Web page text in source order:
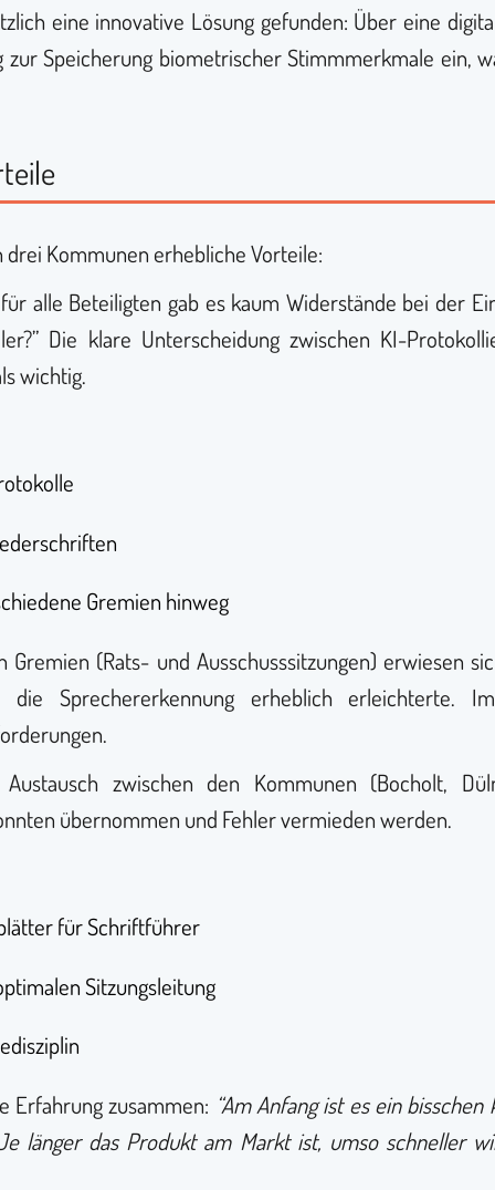
eine innovative Lösung gefunden: Über eine
Speicherung biometrischer Stimmmerkmale ein,
Kommunen erhebliche Vorteile:
alle Beteiligten gab es kaum Widerstände bei der
Die klare Unterscheidung zwischen KI-
wichtig.
Gremien hinweg
(Rats- und Ausschusssitzungen) erwiesen
Sprechererkennung erheblich erleichterte.
zwischen den Kommunen (Bocholt,
übernommen und Fehler vermieden werden.
für Schriftführer
Sitzungsleitung
Erfahrung zusammen: “Am Anfang ist es ein
länger das Produkt am Markt ist, umso schneller